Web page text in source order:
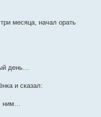
месяца, начал орать
день…
и сказал:
ним…